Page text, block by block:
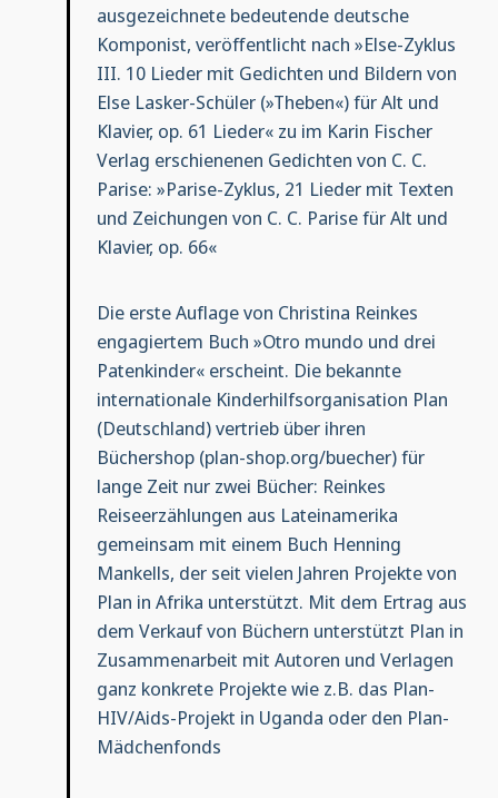
ausgezeichnete bedeutende deutsche
Komponist, veröffentlicht nach »Else-Zyklus
III. 10 Lieder mit Gedichten und Bildern von
Else Lasker-Schüler (»Theben«) für Alt und
Klavier, op. 61 Lieder« zu im Karin Fischer
Verlag erschienenen Gedichten von C. C.
Parise: »Parise-Zyklus, 21 Lieder mit Texten
und Zeichungen von C. C. Parise für Alt und
Klavier, op. 66«
Die erste Auflage von Christina Reinkes
engagiertem Buch »Otro mundo und drei
Patenkinder« erscheint. Die bekannte
internationale Kinderhilfsorganisation Plan
(Deutschland) vertrieb über ihren
Büchershop (plan-shop.org/buecher) für
lange Zeit nur zwei Bücher: Reinkes
Reiseerzählungen aus Lateinamerika
gemeinsam mit einem Buch Henning
Mankells, der seit vielen Jahren Projekte von
Plan in Afrika unterstützt. Mit dem Ertrag aus
dem Verkauf von Büchern unterstützt Plan in
Zusammenarbeit mit Autoren und Verlagen
ganz konkrete Projekte wie z.B. das Plan-
HIV/Aids-Projekt in Uganda oder den Plan-
Mädchenfonds